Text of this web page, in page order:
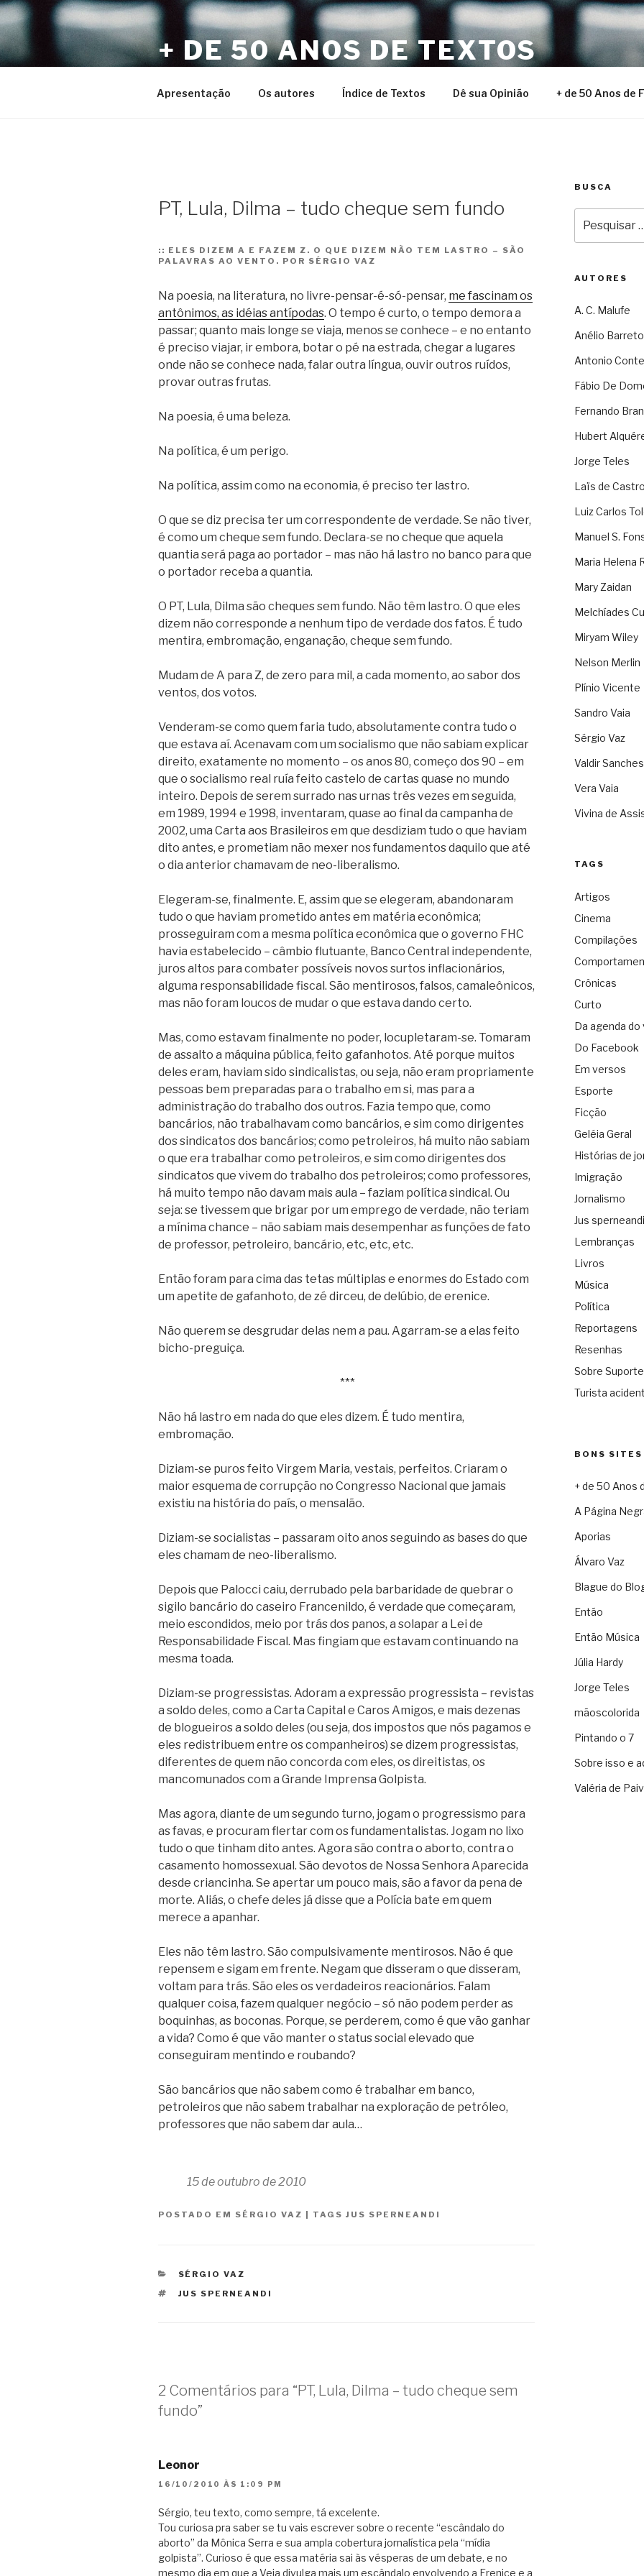
Pular
para
o
conteúdo
+ DE 50 ANOS DE TEXTOS
Apresentação Os autores Índice de Textos Dê sua Opinião + de 50 Anos de
PT, Lula, Dilma – tudo cheque sem fundo
:: ELES DIZEM A E FAZEM Z. O QUE DIZEM NÃO TEM LASTRO – SÃO
PALAVRAS AO VENTO. POR SÉRGIO VAZ
Na poesia, na literatura, no livre-pensar-é-só-pensar, me fascinam os
antônimos, as idéias antípodas. O tempo é curto, o tempo demora a
passar; quanto mais longe se viaja, menos se conhece – e no entanto
é preciso viajar, ir embora, botar o pé na estrada, chegar a lugares
onde não se conhece nada, falar outra língua, ouvir outros ruídos,
provar outras frutas.
Na poesia, é uma beleza.
Na política, é um perigo.
Na política, assim como na economia, é preciso ter lastro.
O que se diz precisa ter um correspondente de verdade. Se não tiver,
é como um cheque sem fundo. Declara-se no cheque que aquela
quantia será paga ao portador – mas não há lastro no banco para que
o portador receba a quantia.
O PT, Lula, Dilma são cheques sem fundo. Não têm lastro. O que eles
dizem não corresponde a nenhum tipo de verdade dos fatos. É tudo
mentira, embromação, enganação, cheque sem fundo.
Mudam de A para Z, de zero para mil, a cada momento, ao sabor dos
ventos, dos votos.
Venderam-se como quem faria tudo, absolutamente contra tudo o
que estava aí. Acenavam com um socialismo que não sabiam explicar
direito, exatamente no momento – os anos 80, começo dos 90 – em
que o socialismo real ruía feito castelo de cartas quase no mundo
inteiro. Depois de serem surrado nas urnas três vezes em seguida,
em 1989, 1994 e 1998, inventaram, quase ao final da campanha de
2002, uma Carta aos Brasileiros em que desdiziam tudo o que haviam
dito antes, e prometiam não mexer nos fundamentos daquilo que até
o dia anterior chamavam de neo-liberalismo.
Elegeram-se, finalmente. E, assim que se elegeram, abandonaram
tudo o que haviam prometido antes em matéria econômica;
prosseguiram com a mesma política econômica que o governo FHC
havia estabelecido – câmbio flutuante, Banco Central independente,
juros altos para combater possíveis novos surtos inflacionários,
alguma responsabilidade fiscal. São mentirosos, falsos, camaleônicos,
mas não foram loucos de mudar o que estava dando certo.
Mas, como estavam finalmente no poder, locupletaram-se. Tomaram
de assalto a máquina pública, feito gafanhotos. Até porque muitos
deles eram, haviam sido sindicalistas, ou seja, não eram propriamente
pessoas bem preparadas para o trabalho em si, mas para a
administração do trabalho dos outros. Fazia tempo que, como
bancários, não trabalhavam como bancários, e sim como dirigentes
dos sindicatos dos bancários; como petroleiros, há muito não sabiam
o que era trabalhar como petroleiros, e sim como dirigentes dos
sindicatos que vivem do trabalho dos petroleiros; como professores,
há muito tempo não davam mais aula – faziam política sindical. Ou
seja: se tivessem que brigar por um emprego de verdade, não teriam
a mínima chance – não sabiam mais desempenhar as funções de fato
de professor, petroleiro, bancário, etc, etc, etc.
Então foram para cima das tetas múltiplas e enormes do Estado com
um apetite de gafanhoto, de zé dirceu, de delúbio, de erenice.
Não querem se desgrudar delas nem a pau. Agarram-se a elas feito
bicho-preguiça.
***
Não há lastro em nada do que eles dizem. É tudo mentira,
embromação.
Diziam-se puros feito Virgem Maria, vestais, perfeitos. Criaram o
maior esquema de corrupção no Congresso Nacional que jamais
existiu na história do país, o mensalão.
Diziam-se socialistas – passaram oito anos seguindo as bases do que
eles chamam de neo-liberalismo.
Depois que Palocci caiu, derrubado pela barbaridade de quebrar o
sigilo bancário do caseiro Francenildo, é verdade que começaram,
meio escondidos, meio por trás dos panos, a solapar a Lei de
Responsabilidade Fiscal. Mas fingiam que estavam continuando na
mesma toada.
Diziam-se progressistas. Adoram a expressão progressista – revistas
a soldo deles, como a Carta Capital e Caros Amigos, e mais dezenas
de blogueiros a soldo deles (ou seja, dos impostos que nós pagamos e
eles redistribuem entre os companheiros) se dizem progressistas,
diferentes de quem não concorda com eles, os direitistas, os
mancomunados com a Grande Imprensa Golpista.
Mas agora, diante de um segundo turno, jogam o progressismo para
as favas, e procuram flertar com os fundamentalistas. Jogam no lixo
tudo o que tinham dito antes. Agora são contra o aborto, contra o
casamento homossexual. São devotos de Nossa Senhora Aparecida
desde criancinha. Se apertar um pouco mais, são a favor da pena de
morte. Aliás, o chefe deles já disse que a Polícia bate em quem
merece a apanhar.
Eles não têm lastro. São compulsivamente mentirosos. Não é que
repensem e sigam em frente. Negam que disseram o que disseram,
voltam para trás. São eles os verdadeiros reacionários. Falam
qualquer coisa, fazem qualquer negócio – só não podem perder as
boquinhas, as boconas. Porque, se perderem, como é que vão ganhar
a vida? Como é que vão manter o status social elevado que
conseguiram mentindo e roubando?
São bancários que não sabem como é trabalhar em banco,
petroleiros que não sabem trabalhar na exploração de petróleo,
professores que não sabem dar aula…
15 de outubro de 2010
POSTADO EM SÉRGIO VAZ | TAGS JUS SPERNEANDI
CATEGORIAS
SÉRGIO VAZ
TAGS
JUS SPERNEANDI
2 Comentários para “PT, Lula, Dilma – tudo cheque sem
fundo”
Leonor
16/10/2010 ÀS 1:09 PM
Sérgio, teu texto, como sempre, tá excelente.
Tou curiosa pra saber se tu vais escrever sobre o recente “escândalo do
aborto” da Mônica Serra e sua ampla cobertura jornalística pela “mídia
golpista”. Curioso é que essa matéria sai às vésperas de um debate, e no
mesmo dia em que a Veja divulga mais um escândalo envolvendo a Erenice e a
BUSCA
por:
AUTORES
A. C. Malufe
Anélio Barreto
Antonio
Fábio De
Fernando
Hubert
Jorge Teles
Laïs de Castro
Luiz Carlos
Manuel S.
Maria Helena
Mary Zaidan
Melchíades
Miryam Wiley
Nelson Merlin
Plínio Vicente
Sandro Vaia
Sérgio Vaz
Valdir Sanches
Vera Vaia
Vivina de
TAGS
Artigos
Cinema
Compilações
Crônicas
Curto
Da agenda do
Do Facebook
Em versos
Esporte
Ficção
Geléia Geral
Histórias de
Imigração
Jornalismo
Jus sperneandi
Lembranças
Livros
Música
Política
Reportagens
Resenhas
Sobre
Turista
BONS SITES
+ de 50 Anos
A Página
Aporias
Álvaro Vaz
Blague do
Então
Então Música
Júlia Hardy
Jorge Teles
mãoscolorida
Pintando o 7
Sobre isso e
Valéria de